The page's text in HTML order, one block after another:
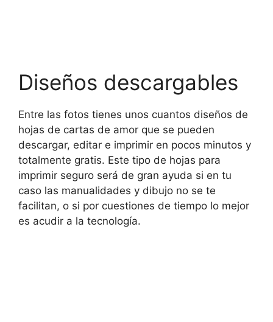
Diseños descargables
Entre las fotos tienes unos cuantos diseños de
hojas de cartas de amor que se pueden
descargar, editar e imprimir en pocos minutos y
totalmente gratis. Este tipo de hojas para
imprimir seguro será de gran ayuda si en tu
caso las manualidades y dibujo no se te
facilitan, o si por cuestiones de tiempo lo mejor
es acudir a la tecnología.